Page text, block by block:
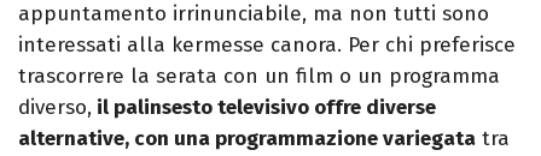
appuntamento irrinunciabile, ma non tutti sono
interessati alla kermesse canora. Per chi preferisce
trascorrere la serata con un film o un programma
diverso, il palinsesto televisivo offre diverse
alternative, con una programmazione variegata tra